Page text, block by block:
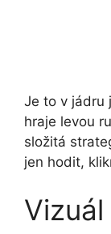
Je to v jádru
hraje levou
složitá
jen hodit,